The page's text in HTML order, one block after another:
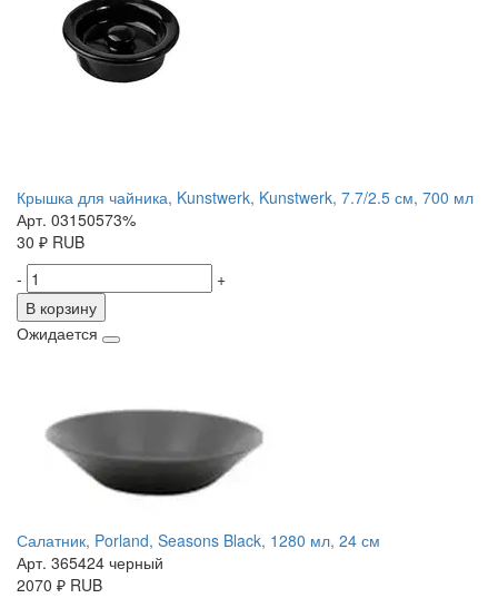
Крышка для чайника, Kunstwerk, Kunstwerk, 7.7/2.5 см, 700 мл
Арт. 03150573%
30 ₽ RUB
-
+
В корзину
Ожидается
Салатник, Porland, Seasons Black, 1280 мл, 24 см
Арт. 365424 черный
2070 ₽ RUB